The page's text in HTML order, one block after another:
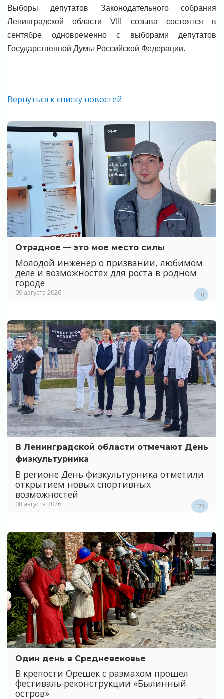
Выборы депутатов Законодательного собрания
Ленинградской области VIII созыва состоятся в
сентябре одновременно с выборами депутатов
Государственной Думы Российской Федерации.
Вернуться к списку новостей
Отрадное — это мое место силы
Молодой инженер о призвании, любимом
деле и возможностях для роста в родном
городе
09 августа 2026 10
В Ленинградской области отмечают День
физкультурника
В регионе День физкультурника отметили
открытием новых спортивных
возможностей
08 августа 2026 173
Один день в Средневековье
В крепости Орешек с размахом прошел
фестиваль реконструкции «Былинный
остров»